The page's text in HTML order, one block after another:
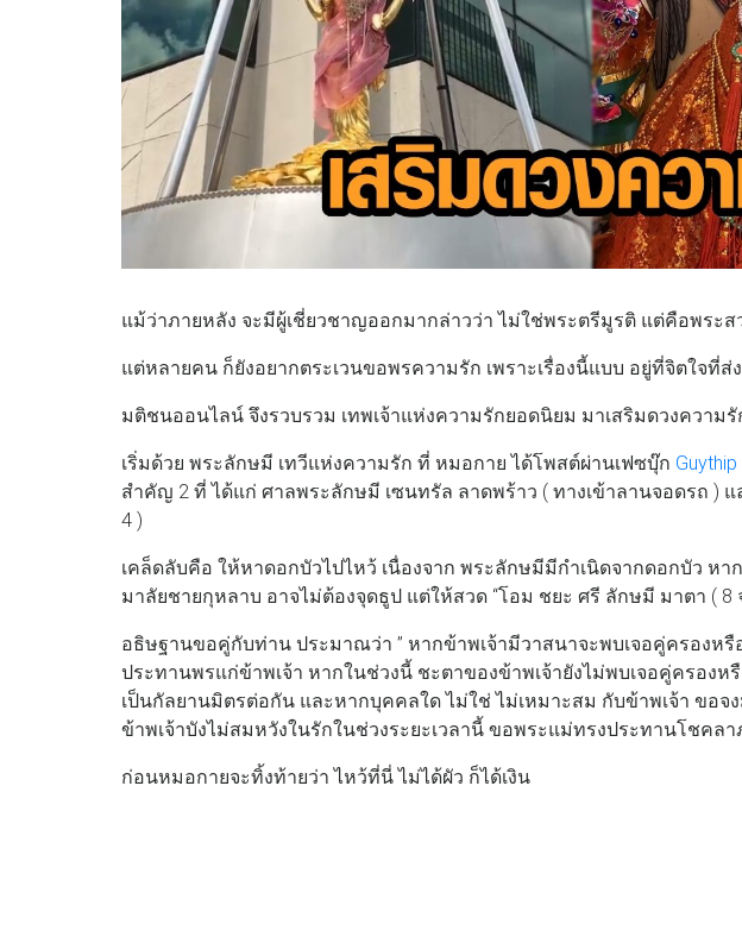
แม้ว่าภายหลัง จะมีผู้เชี่ยวชาญออกมากล่าวว่า ไม่ใช่พระตรีมูรติ แต่คือพระส
แต่หลายคน ก็ยังอยากตระเวนขอพรความรัก เพราะเรื่องนี้แบบ อยู่ที่จิตใจที่ส่
มติชนออนไลน์ จึงรวบรวม เทพเจ้าแห่งความรักยอดนิยม มาเสริมดวงความ
เริ่มด้วย พระลักษมี เทวีแห่งความรัก ที่ หมอกาย ได้โพสต์ผ่านเฟซบุ๊ก
สำคัญ 2 ที่ ได้แก่ ศาลพระลักษมี เซนทรัล ลาดพร้าว ( ทางเข้าลานจอดรถ )
4 )
เคล็ดลับคือ ให้หาดอกบัวไปไหว้ เนื่องจาก พระลักษมีมีกำเนิดจากดอกบัว ห
มาลัยชายกุหลาบ อาจไม่ต้องจุดธูป แต่ให้สวด “โอม ชยะ ศรี ลักษมี มาตา ( 8
อธิษฐานขอคู่กับท่าน ประมาณว่า ” หากข้าพเจ้ามีวาสนาจะพบเจอคู่ครองห
ประทานพรแก่ข้าพเจ้า หากในช่วงนี้ ชะตาของข้าพเจ้ายังไม่พบเจอคู่ครอง
เป็นกัลยานมิตรต่อกัน และหากบุคคลใด ไม่ใช่ ไม่เหมาะสม กับข้าพเจ้า ขอจ
ข้าพเจ้าบังไม่สมหวังในรักในช่วงระยะเวลานี้ ขอพระแม่ทรงประทานโชคลา
ก่อนหมอกายจะทิ้งท้ายว่า ไหว้ที่นี่ ไม่ได้ผัว ก็ได้เงิน